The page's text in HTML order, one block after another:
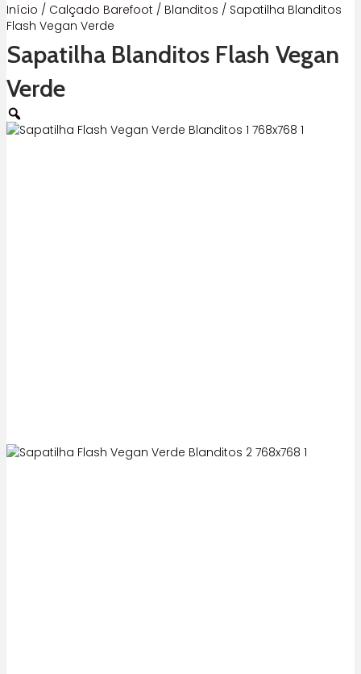
Início / Calçado Barefoot / Blanditos / Sapatilha Blanditos
Flash Vegan Verde
Sapatilha Blanditos Flash Vegan
Verde